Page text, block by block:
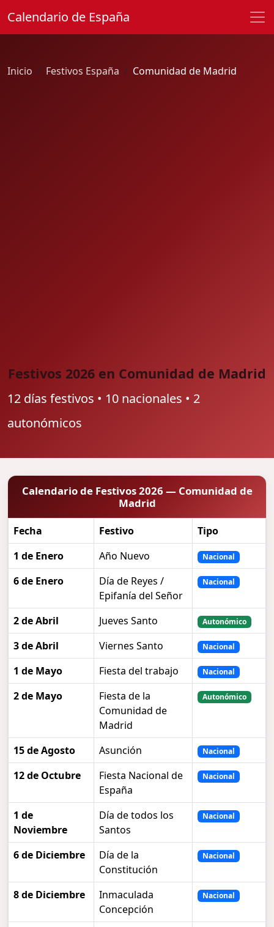
Calendario de España
Inicio Festivos España Comunidad de Madrid
Festivos 2026 en Comunidad de Madrid
12 días festivos • 10 nacionales • 2
autonómicos
Calendario de Festivos 2026 — Comunidad de
Madrid
Fecha Festivo
Tipo
1 de Enero
Año Nuevo Nacional
6 de Enero
Día de Reyes /
Epifanía del Señor
Nacional
2 de Abril Jueves Santo Autonómico
3 de Abril Viernes Santo Nacional
1 de Mayo Fiesta del trabajo Nacional
2 de Mayo
Fiesta de la
Comunidad de
Madrid
Autonómico
15 de Agosto Asunción Nacional
12 de Octubre
Fiesta Nacional de
España
Nacional
1 de
Noviembre
Día de todos los
Santos
Nacional
6 de Diciembre
Día de la
Constitución
Nacional
8 de Diciembre
Inmaculada
Concepción
Nacional